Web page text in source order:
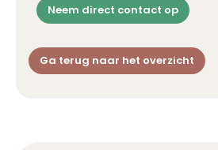
Neem direct contact op
Ga terug naar het overzicht